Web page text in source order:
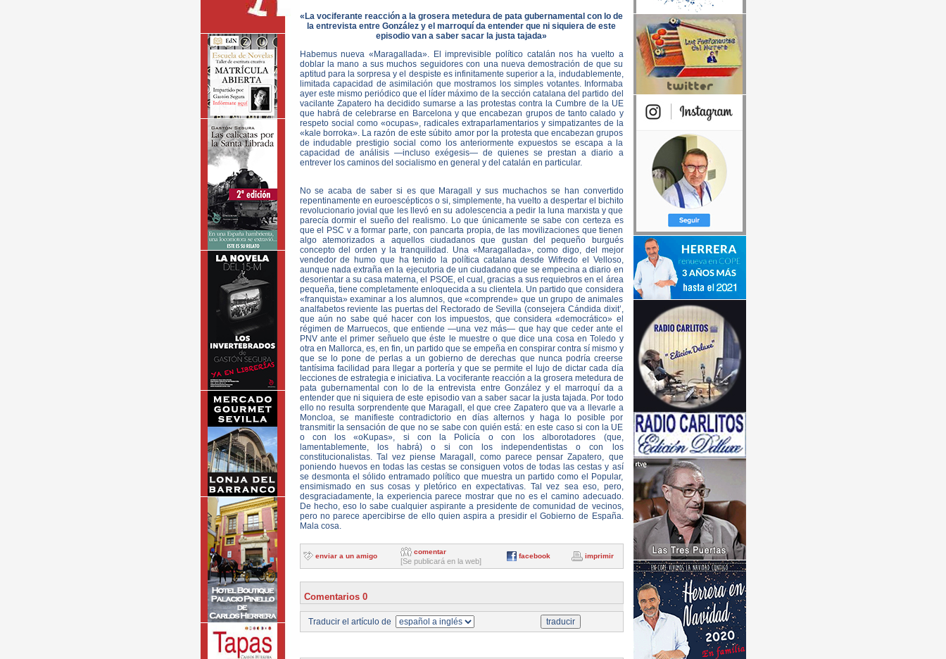
«La vociferante reacción a la grosera metedura de pata gubernamental con lo de
la entrevista entre González y el marroquí da entender que ni siquiera de este
episodio van a saber sacar la justa tajada»
Habemus nueva «Maragallada». El imprevisible político catalán nos ha vuelto a
doblar la mano a sus muchos seguidores con una nueva demostración de que su
aptitud para la sorpresa y el despiste es infinitamente superior a la, indudablemente,
limitada capacidad de asimilación que mostramos los simples votantes. Informaba
ayer este mismo periódico que el líder máximo de la sección catalana del partido del
vacilante Zapatero ha decidido sumarse a las protestas contra la Cumbre de la UE
que habrá de celebrarse en Barcelona y que encabezan grupos de tanto calado y
respeto social como «ocupas», radicales extraparlamentarios y simpatizantes de la
«kale borroka». La razón de este súbito amor por la protesta que encabezan grupos
de indudable prestigio social como los anteriormente expuestos se escapa a la
capacidad de análisis —incluso exégesis— de quienes se prestan a diario a
entrever los caminos del socialismo en general y del catalán en particular.
No se acaba de saber si es que Maragall y sus muchachos se han convertido
repentinamente en euroescépticos o si, simplemente, ha vuelto a despertar el bichito
revolucionario jovial que les llevó en su adolescencia a pedir la luna marxista y que
parecía dormir el sueño del realismo. Lo que únicamente se sabe con certeza es
que el PSC v a formar parte, con pancarta propia, de las movilizaciones que tienen
algo atemorizados a aquellos ciudadanos que gustan del pequeño burgués
concepto del orden y la tranquilidad. Una «Maragallada», como digo, del mejor
vendedor de humo que ha tenido la política catalana desde Wifredo el Velloso,
aunque nada extraña en la ejecutoria de un ciudadano que se empecina a diario en
desorientar a su casa materna, el PSOE, el cual, gracias a sus requiebros en el área
pequeña, tiene completamente enloquecida a su clientela. Un partido que considera
«franquista» examinar a los alumnos, que «comprende» que un grupo de animales
analfabetos reviente las puertas del Rectorado de Sevilla (consejera Cándida dixit’,
que aún no sabe qué hacer con los impuestos, que considera «democrático» el
régimen de Marruecos, que entiende —una vez más— que hay que ceder ante el
PNV ante el primer señuelo que éste le muestre o que dice una cosa en Toledo y
otra en Mallorca, es, en fin, un partido que se empeña en conspirar contra sí mismo y
que se lo pone de perlas a un gobierno de derechas que nunca podría creerse
tantísima facilidad para llegar a portería y que se permite el lujo de dictar cada día
lecciones de estrategia e iniciativa. La vociferante reacción a la grosera metedura de
pata gubernamental con lo de la entrevista entre González y el marroquí da a
entender que ni siquiera de este episodio van a saber sacar la justa tajada. Por todo
ello no resulta sorprendente que Maragall, el que cree Zapatero que va a llevarle a
Moncloa, se manifieste contradictorio en días alternos y haga lo posible por
transmitir la sensación de que no se sabe con quién está: en este caso si con la UE
o con los «oKupas», si con la Policía o con los alborotadores (que,
lamentablemente, los habrá) o si con los independentistas o con los
constitucionalistas. Tal vez piense Maragall, como parece pensar Zapatero, que
poniendo huevos en todas las cestas se consiguen votos de todas las cestas y así
se desmonta el sólido entramado político que muestra un partido como el Popular,
ensimismado en sus cosas y pletórico en expectativas. Tal vez sea eso, pero,
desgraciadamente, la experiencia parece mostrar que no es el camino adecuado.
De hecho, eso lo sabe cualquier aspirante a presidente de comunidad de vecinos,
pero no parece apercibirse de ello quien aspira a presidir el Gobierno de España.
Mala cosa.
enviar a un amigo
comentar
[Se publicará en la web]
facebook imprimir
Comentarios 0
Traducir el artículo de